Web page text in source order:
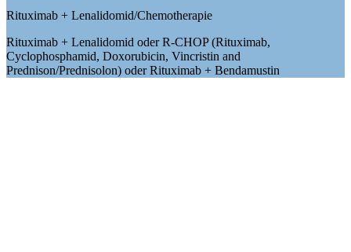
Rituximab + Lenalidomid/Chemotherapie
Rituximab + Lenalidomid oder R-CHOP (Rituximab,
Cyclophosphamid, Doxorubicin, Vincristin and
Prednison/Prednisolon) oder Rituximab + Bendamustin